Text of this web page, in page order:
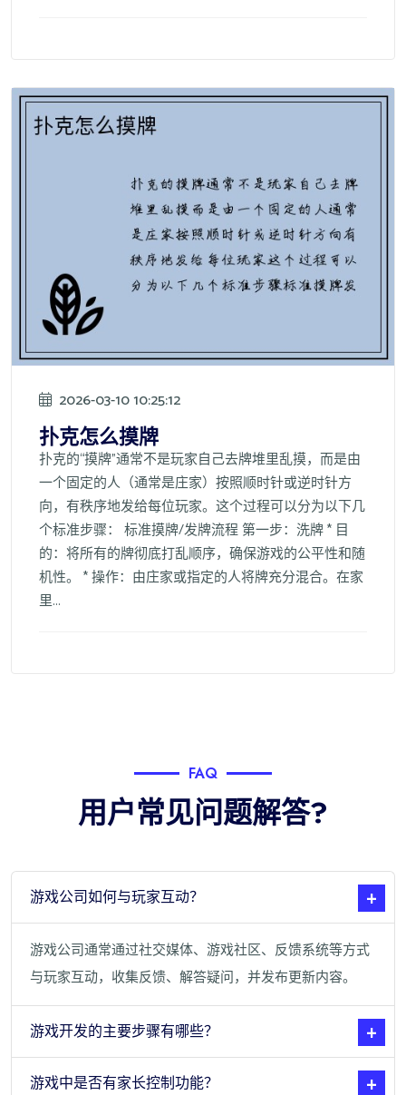
2026-03-10 10:25:12
扑克怎么摸牌
扑克的“摸牌”通常不是玩家自己去牌堆里乱摸，而是由
一个固定的人（通常是庄家）按照顺时针或逆时针方
向，有秩序地发给每位玩家。这个过程可以分为以下几
个标准步骤： 标准摸牌/发牌流程 第一步：洗牌 * 目
的：将所有的牌彻底打乱顺序，确保游戏的公平性和随
机性。 * 操作：由庄家或指定的人将牌充分混合。在家
里...
FAQ
用户常见问题解答?
游戏公司如何与玩家互动？
游戏公司通常通过社交媒体、游戏社区、反馈系统等方式
与玩家互动，收集反馈、解答疑问，并发布更新内容。
游戏开发的主要步骤有哪些？
游戏中是否有家长控制功能？